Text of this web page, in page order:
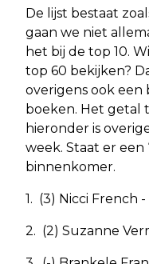
De lijst bestaat
gaan we niet
het bij de top 10.
top 60 bekijken?
overigens ook een
boeken. Het getal
hieronder is
week. Staat er een
binnenkomer.
1. (3) Nicci French
2. (2) Suzanne